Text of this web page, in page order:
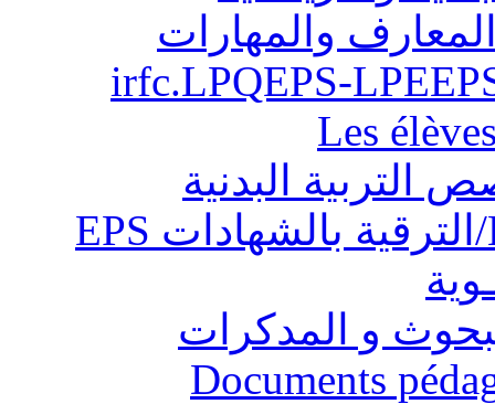
والمهارات
Les
التربية البدنية
و المدكرات
Documents